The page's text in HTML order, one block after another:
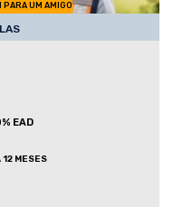
PARA UM AMIGO
EAD
12 MESES